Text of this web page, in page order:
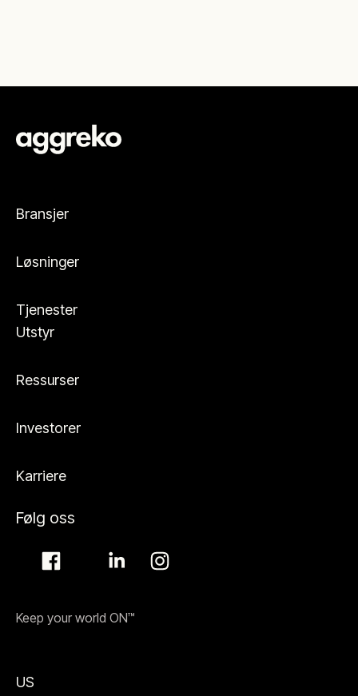
Bransjer
Løsninger
Tjenester
Utstyr
Ressurser
Investorer
Karriere
Følg oss
Keep your world ON™
US